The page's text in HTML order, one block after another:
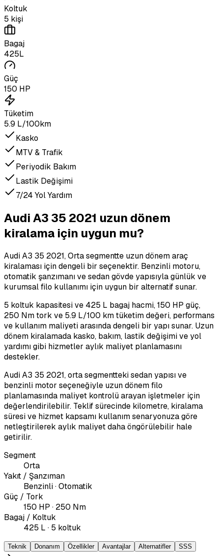
Koltuk
5 kişi
Bagaj
425L
Güç
150 HP
Tüketim
5.9 L/100km
Kasko
MTV & Trafik
Periyodik Bakım
Lastik Değişimi
7/24 Yol Yardım
Audi A3 35 2021 uzun dönem
kiralama için uygun mu?
Audi A3 35 2021, Orta segmentte uzun dönem araç
kiralaması için dengeli bir seçenektir. Benzinli motoru,
otomatik şanzımanı ve sedan gövde yapısıyla günlük ve
kurumsal filo kullanımı için uygun bir alternatif sunar.
5 koltuk kapasitesi ve 425 L bagaj hacmi, 150 HP güç,
250 Nm tork ve 5.9 L/100 km tüketim değeri, performans
ve kullanım maliyeti arasında dengeli bir yapı sunar. Uzun
dönem kiralamada kasko, bakım, lastik değişimi ve yol
yardımı gibi hizmetler aylık maliyet planlamasını
destekler.
Audi A3 35 2021, orta segmentteki sedan yapısı ve
benzinli motor seçeneğiyle uzun dönem filo
planlamasında maliyet kontrolü arayan işletmeler için
değerlendirilebilir. Teklif sürecinde kilometre, kiralama
süresi ve hizmet kapsamı kullanım senaryonuza göre
netleştirilerek aylık maliyet daha öngörülebilir hale
getirilir.
Segment
Orta
Yakıt / Şanzıman
Benzinli · Otomatik
Güç / Tork
150 HP · 250 Nm
Bagaj / Koltuk
425 L · 5 koltuk
Teknik Donanım Özellikler Avantajlar Alternatifler SSS